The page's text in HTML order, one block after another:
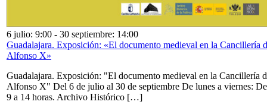
6 julio: 9:00 - 30 septiembre: 14:00
Guadalajara. Exposición: «El documento medieval en la Cancillería
Alfonso X»
Guadalajara. Exposición: "El documento medieval en la Cancillería
Alfonso X" Del 6 de julio al 30 de septiembre De lunes a viernes: De
9 a 14 horas. Archivo Histórico […]